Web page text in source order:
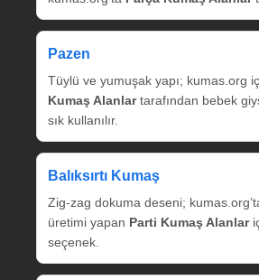
Pazen
Tüylü ve yumuşak yapı; kumas.org
Kumaş Alanlartarafından bebek
sık kullanılır.
Balıksırtı Kumaş
Zig‑zag dokuma deseni;
üretimi yapan Parti Kumaş Alanlar
seçenek.